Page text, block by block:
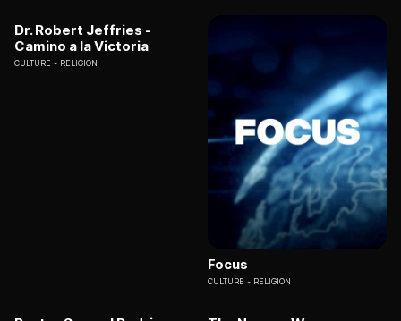
Dr. Robert Jeffries -
Camino a la Victoria
CULTURE RELIGION
Focus
CULTURE RELIGION